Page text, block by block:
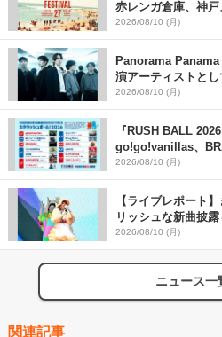
赤レンガ倉庫、神
2026/08/10 (月)
Panorama Panama
演アーティストと
スらを発表 「
2026/08/10 (月)
『RUSH BALL
go!go!vanillas、
場、他出演アーテ
2026/08/10 (月)
【ライブレポート
リッシュな新曲披
を盛り上げまくる！
2026/08/10 (月)
ニュース一
関連記事